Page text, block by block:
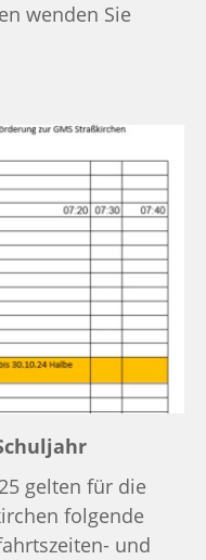
wenden Sie
gelten für die
folgende
und